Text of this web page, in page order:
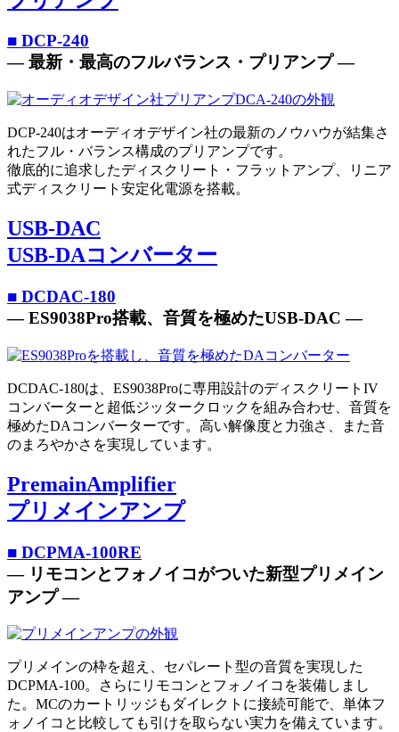
■ DCP-240
― 最新・最高のフルバランス・プリアンプ ―
DCP-240はオーディオデザイン社の最新のノウハウが結集さ
れたフル・バランス構成のプリアンプです。
徹底的に追求したディスクリート・フラットアンプ、リニア
式ディスクリート安定化電源を搭載。
USB-DAC
USB-DAコンバーター
■ DCDAC-180
― ES9038Pro搭載、音質を極めたUSB-DAC ―
DCDAC-180は、ES9038Proに専用設計のディスクリートIV
コンバーターと超低ジッタークロックを組み合わせ、音質を
極めたDAコンバーターです。高い解像度と力強さ、また音
のまろやかさを実現しています。
PremainAmplifier
プリメインアンプ
■ DCPMA-100RE
― リモコンとフォノイコがついた新型プリメイン
アンプ ―
プリメインの枠を超え、セパレート型の音質を実現した
DCPMA-100。さらにリモコンとフォノイコを装備しまし
た。MCのカートリッジもダイレクトに接続可能で、単体フ
ォノイコと比較しても引けを取らない実力を備えています。